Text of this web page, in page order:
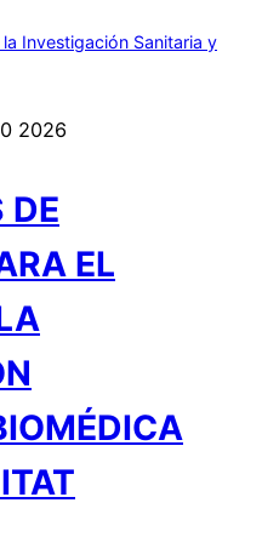
Investigación Sanitaria y
2026
DE
EL